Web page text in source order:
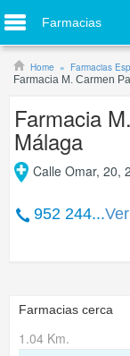
Farmacias
Home Farmacias
Farmacia M. Carmen
Farmacia
Málaga
Calle Omar, 20,
952 244...
Farmacias cerca
1.04 Km.